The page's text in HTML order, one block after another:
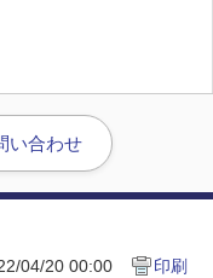
い合わせ
04/20 00:00 印刷